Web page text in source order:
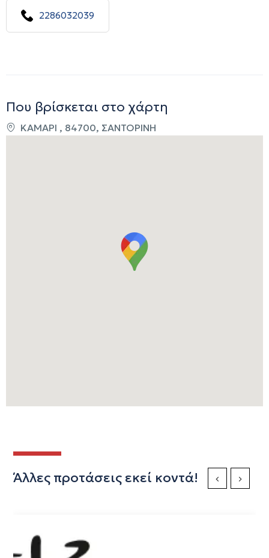
2286032039
Που βρίσκεται στο χάρτη
ΚΑΜΑΡΙ , 84700, ΣΑΝΤΟΡΙΝΗ
Άλλες προτάσεις εκεί κοντά! Previous Slide
Next